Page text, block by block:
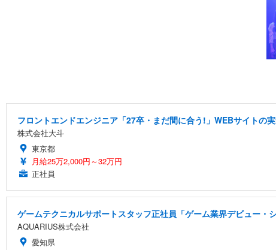
フロントエンドエンジニア「27卒・まだ間に合う!」WEBサイトの
株式会社大斗
東京都
月給25万2,000円～32万円
正社員
ゲームテクニカルサポートスタッフ正社員「ゲーム業界デビュー
AQUARIUS株式会社
愛知県